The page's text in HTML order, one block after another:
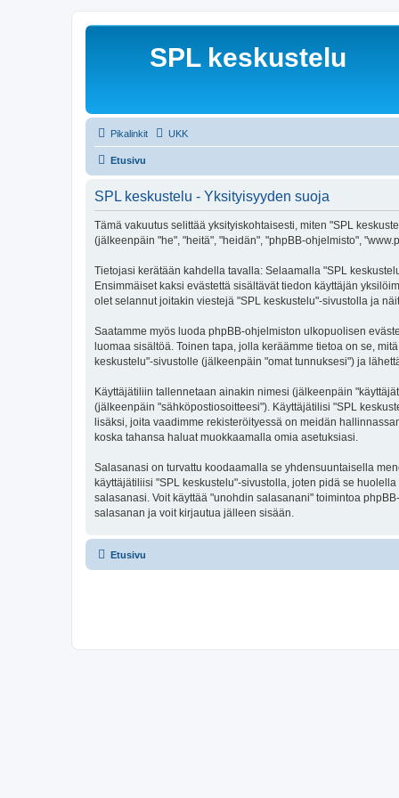
SPL keskustelu
Pikalinkit UKK
Etusivu
SPL keskustelu - Yksityisyyden suoja
Tämä vakuutus selittää yksityiskohtaisesti, miten "SPL
(jälkeenpäin "he", "heitä", "heidän", "phpBB-ohjelmisto",
Tietojasi kerätään kahdella tavalla: Selaamalla "SPL
Ensimmäiset kaksi evästettä sisältävät tiedon käyttäjän
olet selannut joitakin viestejä "SPL keskustelu"-sivustolla ja
Saatamme myös luoda phpBB-ohjelmiston ulkopuolisen
luomaa sisältöä. Toinen tapa, jolla keräämme tietoa on se,
keskustelu"-sivustolle (jälkeenpäin "omat tunnuksesi") ja
Käyttäjätiliin tallennetaan ainakin nimesi (jälkeenpäin
(jälkeenpäin "sähköpostiosoitteesi"). Käyttäjätilisi "SPL
lisäksi, joita vaadimme rekisteröityessä on meidän
koska tahansa haluat muokkaamalla omia asetuksiasi.
Salasanasi on turvattu koodaamalla se yhdensuuntaisella
käyttäjätiliisi "SPL keskustelu"-sivustolla, joten pidä se
salasanasi. Voit käyttää "unohdin salasanani" toimintoa
salasanan ja voit kirjautua jälleen sisään.
Etusivu